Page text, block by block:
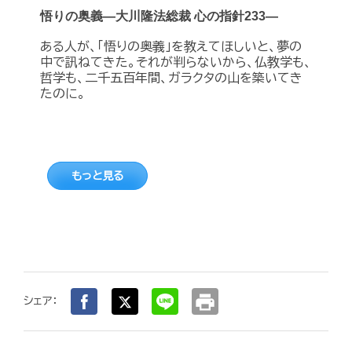
悟りの奥義―大川隆法総裁 心の指針233―
ある人が、「悟りの奥義」を教えてほしいと、夢の
中で訊ねてきた。それが判らないから、仏教学も、
哲学も、二千五百年間、ガラクタの山を築いてき
たのに。
もっと見る
シェア： print